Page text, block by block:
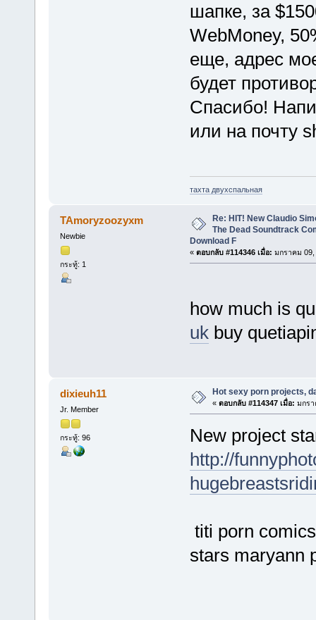
шапке, за
WebMoney,
еще, адрес
будет
Спасибо!
или на почту
тахта двухспальная
TAmoryzoozyxm
Newbie
กระทู้: 1
Re: HIT! New Claudio
The Dead Soundtrack
Download F
« ตอบกลับ #114346 เมื่อ: มกราคม 09,
how much is
ukbuy
dixieuh11
Jr. Member
กระทู้: 96
Hot sexy porn projects,
« ตอบกลับ #114347 เมื่อ: มกรา
New project
http://
titi porn
stars maryann